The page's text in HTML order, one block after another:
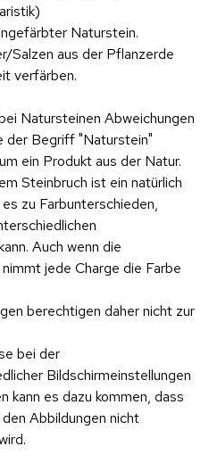
Naturstein.
Salzen aus der Pflanzerde
verfärben.
Natursteinen Abweichungen
der Begriff "Naturstein"
ein Produkt aus der Natur.
Steinbruch ist ein natürlich
zu Farbunterschieden,
Auch wenn die
jede Charge die Farbe
berechtigen daher nicht zur
bei der
Bildschirmeinstellungen
kann es dazu kommen, dass
Abbildungen nicht